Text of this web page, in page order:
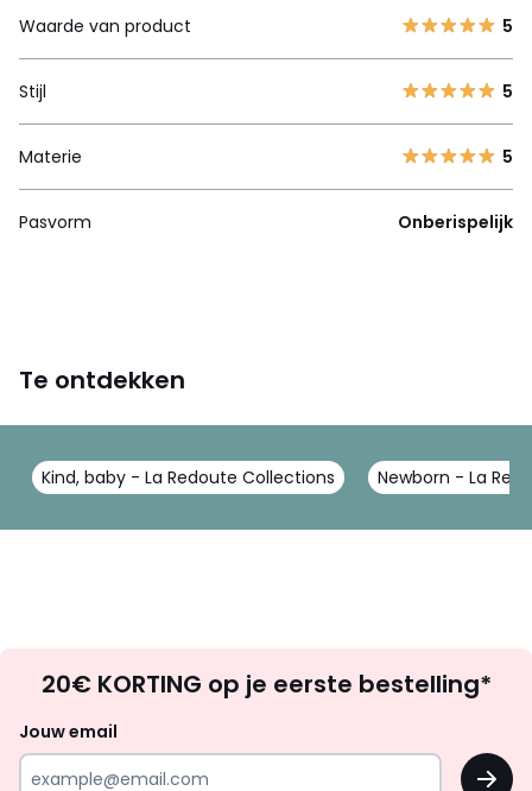
Waarde van product
5
Stijl 5
Materie 5
Pasvorm Onberispelijk
Te ontdekken
Kind, baby - La Redoute Collections Newborn - La
zoek
inspiratie
20€ KORTING op je eerste bestelling*
Jouw email
OK